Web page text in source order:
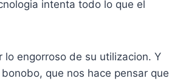
intenta todo lo que el
engorroso de su utilizacion. Y
que nos hace pensar que